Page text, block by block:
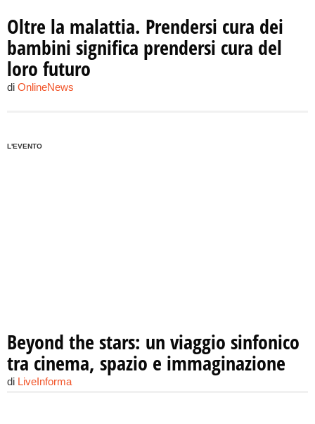
Oltre la malattia. Prendersi cura dei
bambini significa prendersi cura del
loro futuro
di OnlineNews
L'EVENTO
Beyond the stars: un viaggio sinfonico
tra cinema, spazio e immaginazione
di LiveInforma